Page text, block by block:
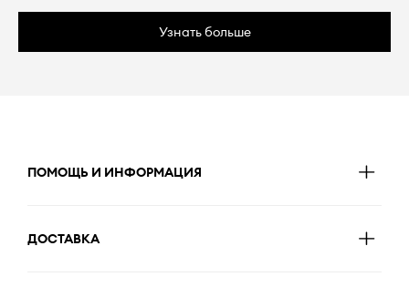
Узнать больше
ПОМОЩЬ И ИНФОРМАЦИЯ
ДОСТАВКА